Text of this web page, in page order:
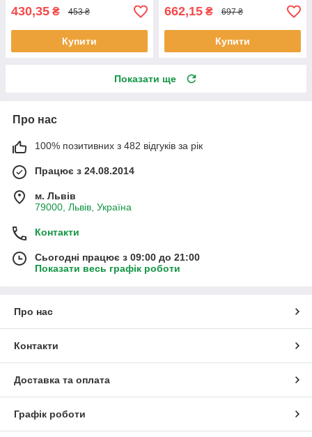
430,35 ₴ 453 ₴
Купити
662,15 ₴ 697 ₴
Купити
Показати ще
Про нас
100% позитивних з 482 відгуків за рік
Працює з 24.08.2014
м. Львів
79000, Львів, Україна
Контакти
Сьогодні працює з 09:00 до 21:00
Показати весь графік роботи
Про нас
Контакти
Доставка та оплата
Графік роботи